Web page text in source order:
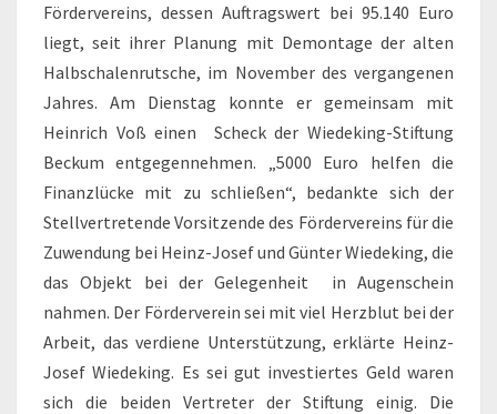
Fördervereins, dessen Auftragswert bei 95.140 Euro
liegt, seit ihrer Planung mit Demontage der alten
Halbschalenrutsche, im November des vergangenen
Jahres. Am Dienstag konnte er gemeinsam mit
Heinrich Voß einen
Scheck der Wiedeking-Stiftung
Beckum entgegennehmen. „5000 Euro helfen die
Finanzlücke mit zu schließen“, bedankte sich der
Stellvertretende Vorsitzende des Fördervereins für die
Zuwendung bei Heinz-Josef und Günter Wiedeking, die
das Objekt bei der Gelegenheit
in Augenschein
nahmen. Der Förderverein sei mit viel Herzblut bei der
Arbeit, das verdiene Unterstützung, erklärte Heinz-
Josef Wiedeking. Es sei gut investiertes Geld waren
sich die beiden Vertreter der Stiftung einig. Die